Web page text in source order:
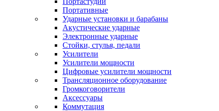
Портативные
Ударные установки и барабаны
Акустические ударные
Электронные ударные
Стойки, стулья, педали
Усилители
Усилители мощности
Цифровые усилители мощности
Трансляционное оборудование
Громкоговорители
Аксессуары
Коммутация